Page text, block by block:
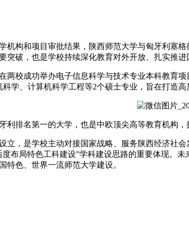
构和项目审批结果，陕西师范大学与匈牙利塞
突破，也是学校持续深化教育对外开放、扎实推进
校成功举办电子信息科学与技术专业本科教育项
学、计算机科学工程等2个硕士专业，旨在打造高
排名第一的大学，也是中欧顶尖高等教育机构，
，是学校主动对接国家战略、服务陕西经济社会
布局特色工科建设”学科建设思路的重要体现。
特色、世界一流师范大学建设。